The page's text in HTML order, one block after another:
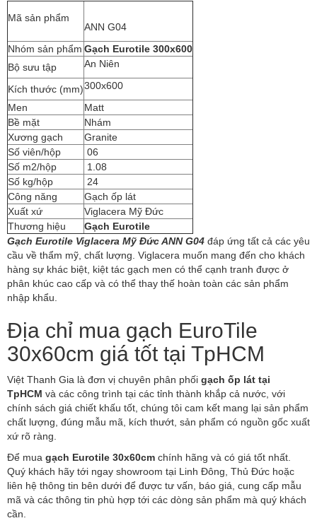
Mã sản phẩm
ANN G04
Nhóm sản phẩm Gạch Eurotile 300x600
Bộ sưu tập
An Niên
Kích thước (mm)300x600
Men
Matt
Bề mặt
Nhám
Xương gạch
Granite
Số viên/hộp
06
Số m2/hộp
1.08
Số kg/hộp
24
Công năng
Gạch ốp lát
Xuất xứ
Viglacera Mỹ Đức
Thương hiệu
Gạch Eurotile
Gạch Eurotile Viglacera Mỹ Đức ANN G04 đáp ứng tất cả các yêu
cầu về thẩm mỹ, chất lượng. Viglacera muốn mang đến cho khách
hàng sự khác biệt, kiệt tác gạch men có thể cạnh tranh được ở
phân khúc cao cấp và có thể thay thế hoàn toàn các sản phẩm
nhập khẩu.
Địa chỉ mua gạch EuroTile
30x60cm giá tốt tại TpHCM
Việt Thanh Gia là đơn vị chuyên phân phối gạch ốp lát tại
TpHCM và các công trình tại các tỉnh thành khắp cả nước, với
chính sách giá chiết khấu tốt, chúng tôi cam kết mang lại sản phẩm
chất lượng, đúng mẫu mã, kích thướt, sản phẩm có nguồn gốc xuất
xứ rõ ràng.
Để mua gạch Eurotile 30x60cm chính hãng và có giá tốt nhất.
Quý khách hãy tới ngay showroom tại Linh Đông, Thủ Đức hoặc
liên hệ thông tin bên dưới để được tư vấn, báo giá, cung cấp mẫu
mã và các thông tin phù hợp tới các dòng sản phẩm mà quý khách
cần.